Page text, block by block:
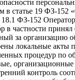
в статье 19 ФЗ-152
18.1 ФЗ-152
в частности
за организацию
локальные
процедур по
контроль